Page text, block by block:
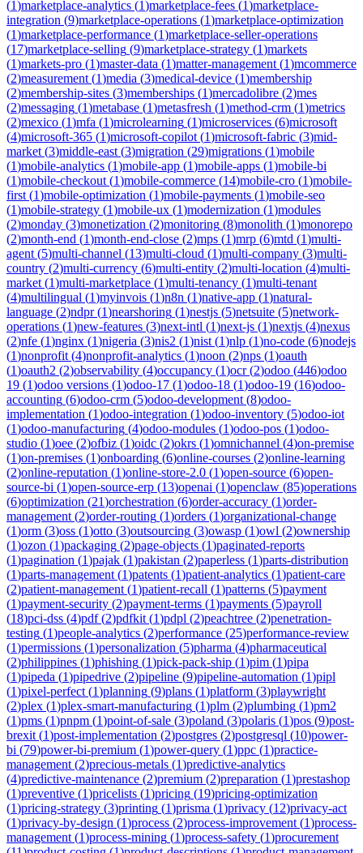
(1)marketplace-analytics (1)marketplace-fees (1)marketplace-
integration (9)marketplace-operations (1)marketplace-optimization
(1)marketplace-performance (1)marketplace-seller-operations
(17)marketplace-selling (9)marketplace-strategy (1)markets
(1)markets-pro (1)master-data (1)matter-management (1)mcommerce
(2)measurement (1)media (3)medical-device (1)membership
(2)membership-sites (3)memberships (1)mercadolibre (2)mes
(2)messaging (1)metabase (1)metasfresh (1)method-crm (1)metrics
(2)mexico (1)mfa (1)microlearning (1)microservices (6)microsoft
(4)microsoft-365 (1)microsoft-copilot (1)microsoft-fabric (3)mid-
market (3)middle-east (3)migration (29)migrations (1)mobile
(1)mobile-analytics (1)mobile-app (1)mobile-apps (1)mobile-bi
(1)mobile-checkout (1)mobile-commerce (14)mobile-cro (1)mobile-
first (1)mobile-optimization (1)mobile-payments (1)mobile-seo
(1)mobile-strategy (1)mobile-ux (1)modernization (1)modules
(2)monday (3)monetization (2)monitoring (8)monolith (1)monorepo
(2)month-end (1)month-end-close (2)mps (1)mrp (6)mtd (1)multi-
agent (5)multi-channel (13)multi-cloud (1)multi-company (3)multi-
country (2)multi-currency (6)multi-entity (2)multi-location (4)multi-
market (1)multi-marketplace (1)multi-tenancy (1)multi-tenant
(4)multilingual (1)myinvois (1)n8n (1)native-app (1)natural-
language (2)ndpr(1)nearshoring (1)nestjs (5)netsuite (5)network-
operations (1)new-features (3)next-intl (1)next-js (1)nextjs (4)nexus
(2)nfe (1)nginx (1)nigeria (3)nis2 (1)nist (1)nlp (1)no-code (6)nodejs
(1)nonprofit (4)nonprofit-analytics (1)noon (2)nps (1)oauth
(1)oauth2 (2)observability (4)occupancy (1)ocr(2)odoo (446)odoo
19 (1)odoo versions (1)odoo-17 (1)odoo-18 (1)odoo-19 (16)odoo-
accounting (6)odoo-crm (5)odoo-development (8)odoo-
implementation (1)odoo-integration (1)odoo-inventory (5)odoo-iot
(1)odoo-manufacturing (4)odoo-modules (1)odoo-pos (1)odoo-
studio (1)oee (2)ofbiz (1)oidc (2)okrs (1)omnichannel (4)on-premise
(1)on-premises (1)onboarding (6)online-courses (2)online-learning
(2)online-reputation (1)online-store-2.0 (1)open-source (6)open-
source-bi (1)open-source-erp (13)openai (1)openclaw (85)operations
(6)optimization (21)orchestration (6)order-accuracy (1)order-
management (2)order-routing (1)orders (1)organizational-change
(1)orm (3)oss (1)otto (3)outsourcing (3)owasp (1)owl (2)ownership
(1)ozon (1)packaging (2)page-objects (1)paginated-reports
(1)pagination (1)pajak (1)pakistan (2)paperless (1)parts-distribution
(1)parts-management (1)patents (1)patient-analytics (1)patient-care
(2)patient-management (1)patient-recall (1)patterns (5)payment
(1)payment-security (2)payment-terms (1)payments (5)payroll
(18)pci-dss (4)pdf(2)pdfkit (1)pdpl (2)peachtree (2)penetration-
testing (1)people-analytics (2)performance (25)performance-review
(1)permissions (1)personalization (5)pharma (4)pharmaceutical
(2)philippines (1)phishing (1)pick-pack-ship (1)pim (1)pipa
(1)pipeda (1)pipedrive (2)pipeline (9)pipeline-automation (1)pipl
(1)pixel-perfect (1)planning (9)plans (1)platform (3)playwright
(2)plex (1)plex-smart-manufacturing (1)plm (2)plumbing (1)pm2
(1)pms (1)pnpm (1)point-of-sale (3)poland (3)polaris (1)pos (9)post-
brexit (1)post-implementation (2)postgres (2)postgresql (10)power-
bi (79)power-bi-premium (1)power-query (1)ppc (1)practice-
management (2)precious-metals (1)predictive-analytics
(4)predictive-maintenance (2)premium (2)preparation (1)prestashop
(1)preventive (1)pricelists (1)pricing (19)pricing-optimization
(1)pricing-strategy (3)printing (1)prisma (1)privacy (12)privacy-act
(1)privacy-by-design (1)process (2)process-improvement (1)process-
management (1)process-mining (1)process-safety (1)procurement